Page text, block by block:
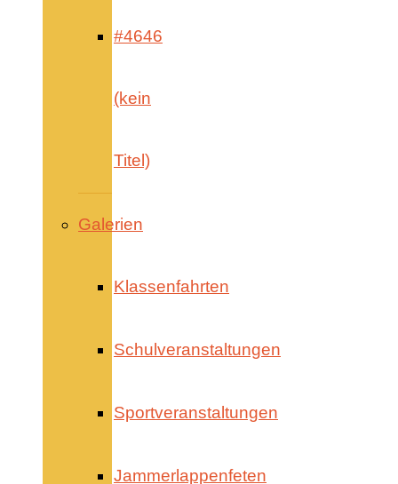
#4646
(kein
Titel)
Galerien
Klassenfahrten
Schulveranstaltungen
Sportveranstaltungen
Jammerlappenfeten